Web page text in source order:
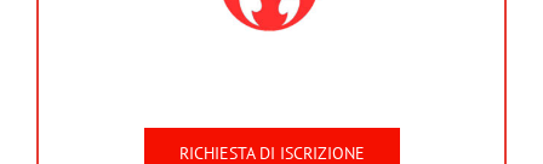
RICHIESTA DI ISCRIZIONE